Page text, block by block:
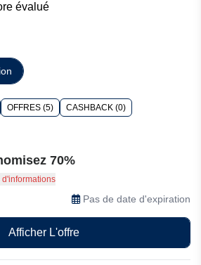
évalué
OFFRES (5) CASHBACK (0)
70%
de 70% de réduction sur le forfait
Plus d'informations
Pas de date d'expiration
Afficher L'offre